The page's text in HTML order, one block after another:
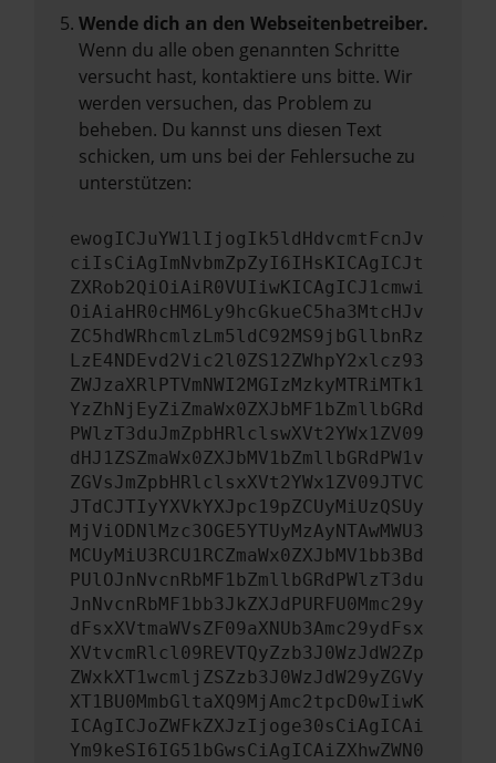
Wende dich an den Webseitenbetreiber.
Wenn du alle oben genannten Schritte
versucht hast, kontaktiere uns bitte. Wir
werden versuchen, das Problem zu
beheben. Du kannst uns diesen Text
schicken, um uns bei der Fehlersuche zu
unterstützen:
ewogICJuYW1lIjogIk5ldHdvcmtFcnJv
ciIsCiAgImNvbmZpZyI6IHsKICAgICJt
ZXRob2QiOiAiR0VUIiwKICAgICJ1cmwi
OiAiaHR0cHM6Ly9hcGkueC5ha3MtcHJv
ZC5hdWRhcmlzLm5ldC92MS9jbGllbnRz
LzE4NDEvd2Vic2l0ZS12ZWhpY2xlcz93
ZWJzaXRlPTVmNWI2MGIzMzkyMTRiMTk1
YzZhNjEyZiZmaWx0ZXJbMF1bZmllbGRd
PWlzT3duJmZpbHRlclswXVt2YWx1ZV09
dHJ1ZSZmaWx0ZXJbMV1bZmllbGRdPW1v
ZGVsJmZpbHRlclsxXVt2YWx1ZV09JTVC
JTdCJTIyYXVkYXJpc19pZCUyMiUzQSUy
MjViODNlMzc3OGE5YTUyMzAyNTAwMWU3
MCUyMiU3RCU1RCZmaWx0ZXJbMV1bb3Bd
PUlOJnNvcnRbMF1bZmllbGRdPWlzT3du
JnNvcnRbMF1bb3JkZXJdPURFU0Mmc29y
dFsxXVtmaWVsZF09aXNUb3Amc29ydFsx
XVtvcmRlcl09REVTQyZzb3J0WzJdW2Zp
ZWxkXT1wcmljZSZzb3J0WzJdW29yZGVy
XT1BU0MmbGltaXQ9MjAmc2tpcD0wIiwK
ICAgICJoZWFkZXJzIjoge30sCiAgICAi
Ym9keSI6IG51bGwsCiAgICAiZXhwZWN0